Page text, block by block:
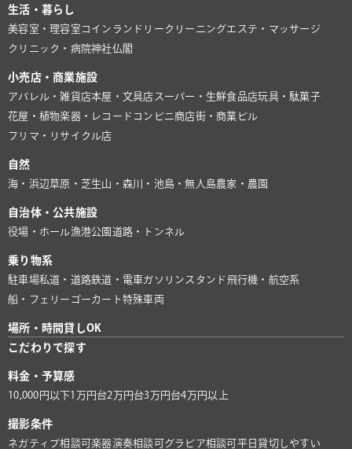
生活・暮らし
美容室・理容室 コインランドリー クリーニングエステ・マッサージ
クリニック・病院神社仏閣
小売店・商業施設
アパレル・雑貨店本屋・文具店 スーパー・生鮮食品店玩具・駄菓子
花屋・植物楽器・レコード コンビニ商店街・商業ビル
フリマ・リサイクル店
自然
海・浜辺草原・芝生山・森川・池島・無人島農家・農園
自治体・公共施設
役場・ホール漁港公園 道路・トンネル
乗り物系
駐車場私道・道路鉄道・電車ガソリンスタンド 飛行機・航空系
船・フェリー ゴーカート特殊車両
場所・時間貸しOK
こだわりで探す
料金・予算感
10,000円以下1万円台2万円台3万円台4万円以上
撮影条件
ネガティブ相談可楽器演奏相談可グラビア相談可平日貸切しやすい